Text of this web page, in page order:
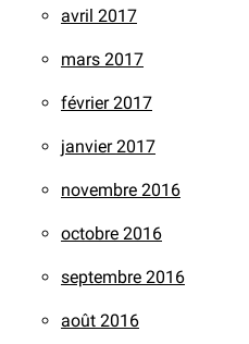
avril 2017
mars 2017
février 2017
janvier 2017
novembre 2016
octobre 2016
septembre 2016
août 2016